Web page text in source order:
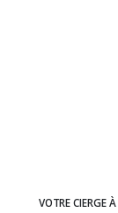
VOTRE CIERGE